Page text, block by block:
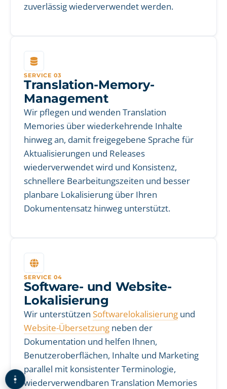
zuverlässig wiederverwendet werden.
SERVICE 03
Translation-Memory-
Management
Wir pflegen und wenden Translation
Memories über wiederkehrende Inhalte
hinweg an, damit freigegebene Sprache für
Aktualisierungen und Releases
wiederverwendet wird und Konsistenz,
schnellere Bearbeitungszeiten und besser
planbare Lokalisierung über Ihren
Dokumentensatz hinweg unterstützt.
SERVICE 04
Software- und Website-
Lokalisierung
Wir unterstützen Softwarelokalisierung und
Website-Übersetzung neben der
Dokumentation und helfen Ihnen,
Benutzeroberflächen, Inhalte und Marketing
parallel mit konsistenter Terminologie,
wiederverwendbaren Translation Memories